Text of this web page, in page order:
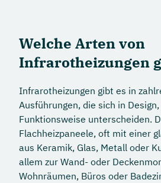
Welche Arten von
Infrarotheizungen
Infrarotheizungen gibt es in
Ausführungen, die sich in
Funktionsweise unterscheiden.
Flachheizpaneele, oft mit einer
aus Keramik, Glas, Metall oder
allem zur Wand- oder
Wohnräumen, Büros oder